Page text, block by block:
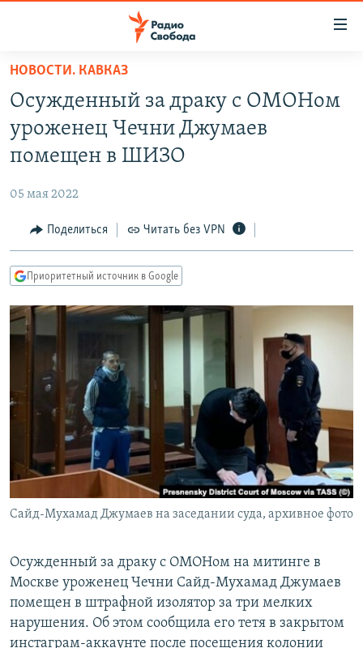
упрощенного
доступа
основному
Вернутся
Вернутся
поиску
ПОДКАСТЫ
АВТОРСКИЕ ПРОЕКТЫ
МНЕНИЯ
КУЛЬТУРА
КАВКАЗ.РЕАЛИИ
СЕВЕР.РЕАЛИИ
СИБИРЬ.РЕАЛИИ
РАСПИСАНИЕ ВЕЩАНИЯ
ПОДПИШИТЕСЬ НА РАССЫЛКУ
СОЦИАЛЬНЫЕ СЕТИ
Все сайты РСЕ/РС
НОВОСТИ. КАВКАЗ
Осужденный за драку с ОМОНом
уроженец Чечни Джумаев
помещен в ШИЗО
05 мая 2022
Поделиться Читать без VPN
Приоритетный источник в Google
Сайд-Мухамад Джумаев на заседании суда, архивное фото
Осужденный за драку с ОМОНом на митинге в
Москве уроженец Чечни Сайд-Мухамад Джумаев
помещен в штрафной изолятор за три мелких
нарушения. Об этом сообщила его тетя в закрытом
инстаграм-аккаунте после посещения колонии